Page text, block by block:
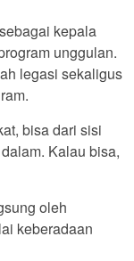
kepala
unggulan.
legasi sekaligus
bisa dari sisi
Kalau bisa,
oleh
keberadaan